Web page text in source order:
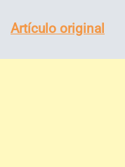
Artículo original